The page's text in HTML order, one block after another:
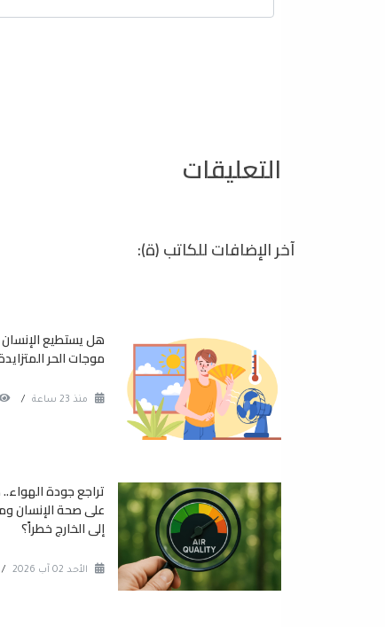
التعليقات
آخر الإضافات للكاتب (ة):
هل يستطيع
موجات الحر
منذ 23 ساعة /
تراجع جودة
على صحة الإنسان
إلى الخارج خطراً؟
الأحد 02 آب 2026 /